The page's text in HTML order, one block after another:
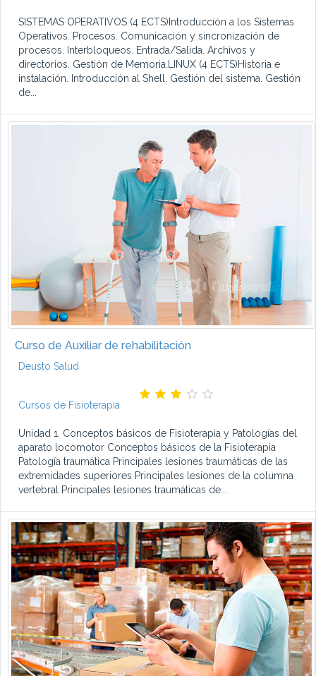
SISTEMAS OPERATIVOS (4 ECTS)Introducción a los Sistemas
Operativos. Procesos. Comunicación y sincronización de
procesos. Interbloqueos. Entrada/Salida. Archivos y
directorios. Gestión de Memoria.LINUX (4 ECTS)Historia e
instalación. Introducción al Shell. Gestión del sistema. Gestión
de...
Curso de Auxiliar de rehabilitación
Deusto Salud
Cursos de Fisioterapia
Unidad 1. Conceptos básicos de Fisioterapia y Patologías del
aparato locomotor Conceptos básicos de la Fisioterapia
Patología traumática Principales lesiones traumáticas de las
extremidades superiores Principales lesiones de la columna
vertebral Principales lesiones traumáticas de...